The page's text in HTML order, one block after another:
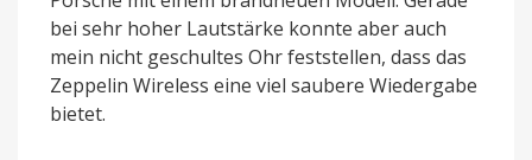
bei sehr hoher Lautstärke konnte aber auch
mein nicht geschultes Ohr feststellen, dass das
Zeppelin Wireless eine viel saubere Wiedergabe
bietet.